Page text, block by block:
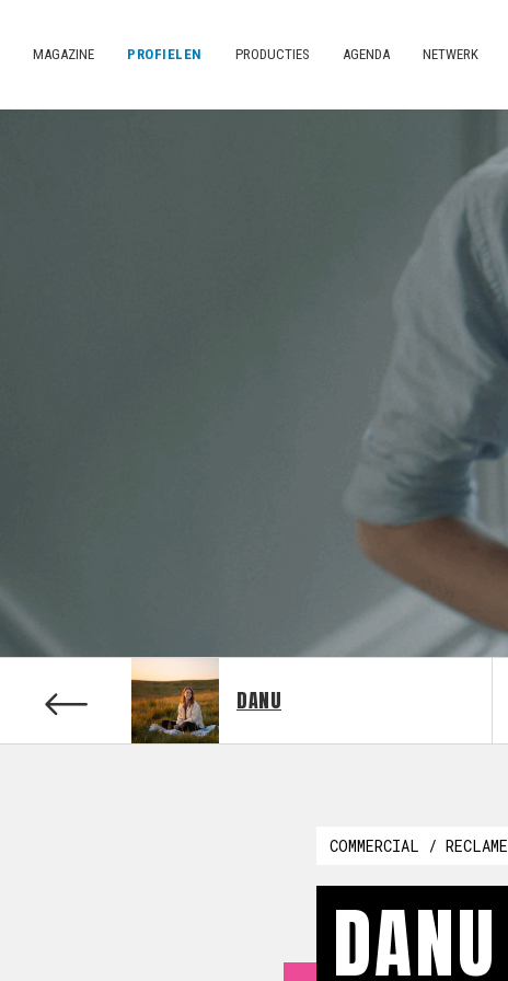
MAGAZINE PROFIELEN PRODUCTIES AGENDA NETWERK
DANU
COMMERCIAL / RECLAME
DANU